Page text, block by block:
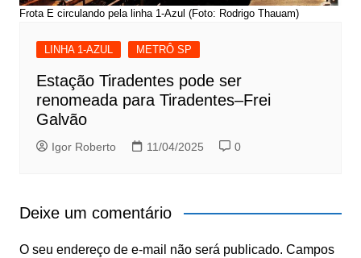
Frota E circulando pela linha 1-Azul (Foto: Rodrigo Thauam)
LINHA 1-AZUL METRÔ SP
Estação Tiradentes pode ser
renomeada para Tiradentes–Frei
Galvão
Igor Roberto 11/04/2025 0
Deixe um comentário
O seu endereço de e-mail não será publicado. Campos